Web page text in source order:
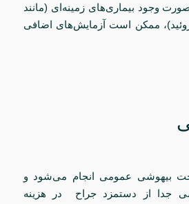
وجود بیماری‌های زمینه‌ای (مانند
ممکن است آزمایش‌های اضافی
بیهوشی عمومی انجام می‌شود و
جدا از دستمزد جراح در هزینه